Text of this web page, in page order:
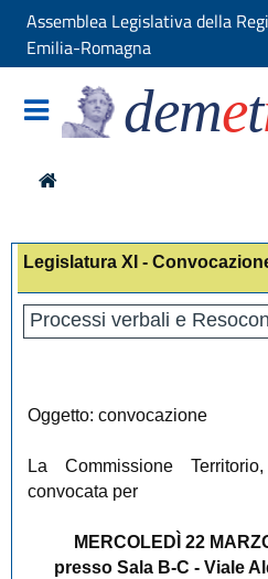
Assemblea Legislativa della
Emilia-Romagna
demet
Legislatura XI -
Processi verbali e
Oggetto: convocazione
La Commissione
convocata per
MERCOLEDÌ 22
presso Sala B-C - Viale